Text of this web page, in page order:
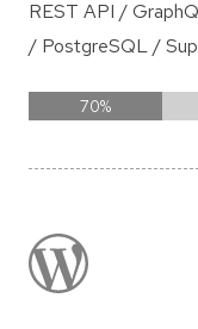
REST API /
/ PostgreSQL /
70%